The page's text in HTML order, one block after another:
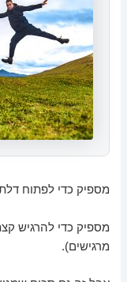
מספיק כדי לפתוח
מספיק כדי להרגיש
מרגישים).